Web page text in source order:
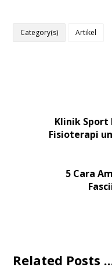
Category(s) Artikel
Klinik Sport
Fisioterapi
5 Cara
Related Posts